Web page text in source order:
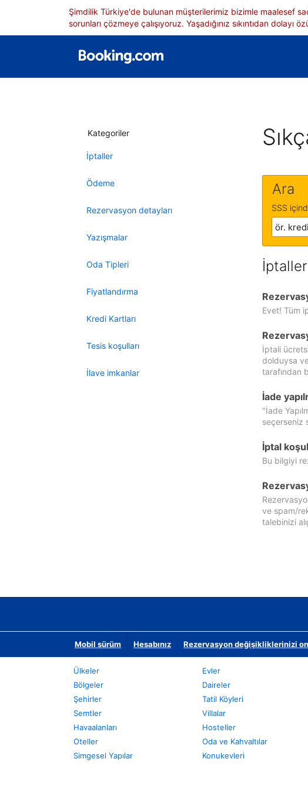
Şimdilik Türkiye'de bulunan müşterilerimiz bizimle maalesef
sorunları çözmeye çalışıyoruz. Yaşadığınız sıkıntıdan
Kategoriler
İptaller
Ödeme
Rezervasyon detayları
Yazışmalar
Oda Tipleri
Fiyatlandırma
Kredi Kartları
Tesis koşulları
İlave imkanlar
Ara
SSS
İptaller
Evet! Tüm
İptali
dolduysa
tarafından
İade
"İade
seçerseniz
İptal
Bu bilgiyi
ve spam/
talebinizi
Mobil sürüm Hesabınız Rezervasyon değişikliklerinizi
Ülkeler
Bölgeler
Şehirler
Semtler
Havaalanları
Oteller
Simgesel Yapılar
Evler
Daireler
Tatil Köyleri
Villalar
Hosteller
Oda ve Kahvaltılar
Konukevleri